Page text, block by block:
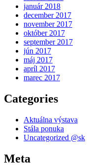
január 2018
december 2017
november 2017
október 2017
september 2017
jún 2017
máj 2017
apríl 2017
marec 2017
Categories
Aktuálna výstava
Stála ponuka
Uncategorized @sk
Meta